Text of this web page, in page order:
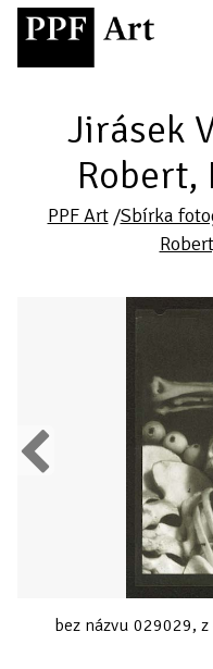
Jirásek
Robert,
PPF Art/Sbírka
Previous
bez názvu 029029,